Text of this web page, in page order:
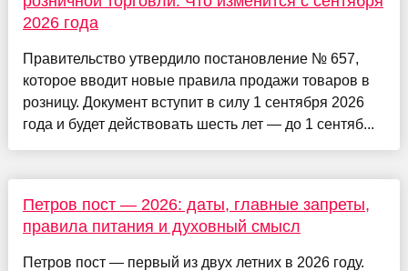
2026 года
Правительство утвердило постановление № 657,
которое вводит новые правила продажи товаров в
розницу. Документ вступит в силу 1 сентября 2026
года и будет действовать шесть лет — до 1 сентяб...
Петров пост — 2026: даты, главные запреты,
правила питания и духовный смысл
Петров пост — первый из двух летних в 2026 году.